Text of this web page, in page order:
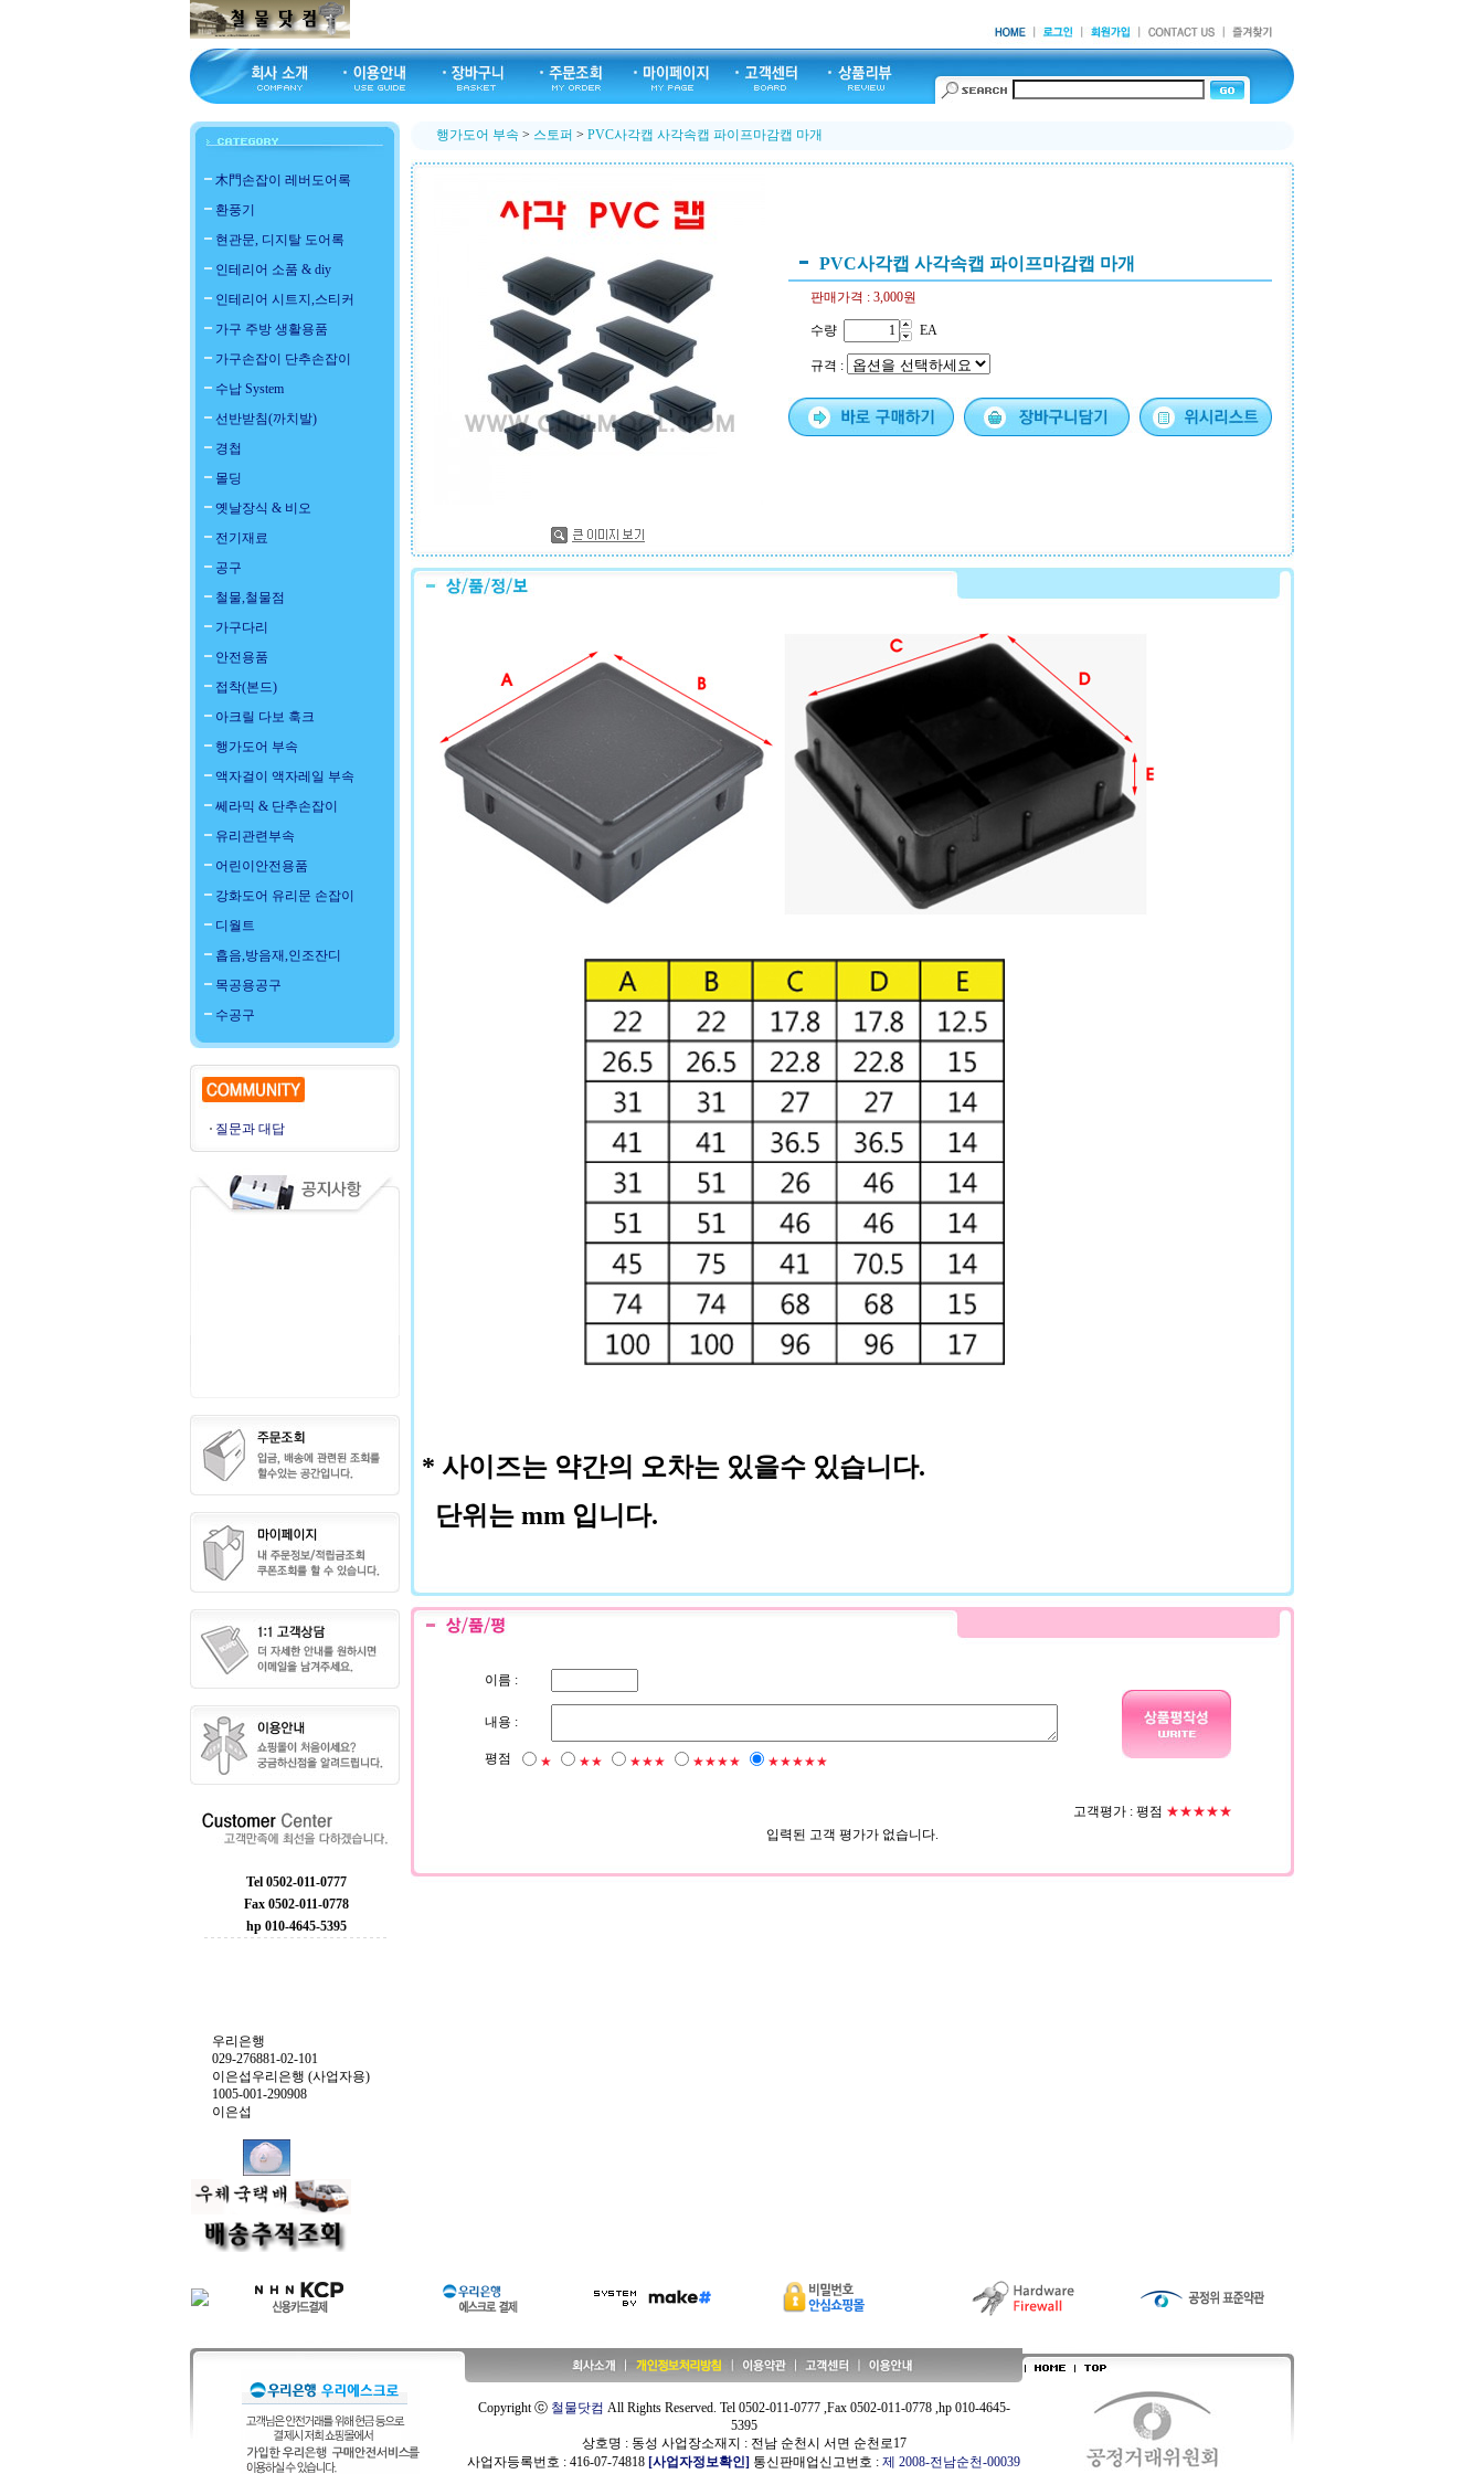
木門손잡이 레버도어록
환풍기
현관문, 디지탈 도어록
인테리어 소품 & diy
인테리어 시트지,스티커
가구 주방 생활용품
가구손잡이 단추손잡이
수납 System
선반받침(까치발)
경첩
몰딩
옛날장식 & 비오
전기재료
공구
철물,철물점
가구다리
안전용품
접착(본드)
아크릴 다보 훅크
행가도어 부속
액자걸이 액자레일 부속
쎄라믹 & 단추손잡이
유리관련부속
어린이안전용품
강화도어 유리문 손잡이
디월트
흡음,방음재,인조잔디
목공용공구
수공구
질문과 대답
Tel 0502-011-0777
Fax 0502-011-0778
hp 010-4645-5395
우리은행
029-276881-02-101
이은섭우리은행 (사업자용)
1005-001-290908
이은섭
행가도어 부속 > 스토퍼 > PVC사각캡 사각속캡 파이프마감캡 마개
PVC사각캡 사각속캡 파이프마감캡 마개
판매가격 : 3,000원
수량 EA
규격 :
* 사이즈는 약간의 오차는 있을수 있습니다.
단위는 mm 입니다.
이름 :
내용 :
평점 ★ ★★ ★★★ ★★★★ ★★★★★
고객평가 : 평점 ★★★★★
입력된 고객 평가가 없습니다.
Copyright ⓒ 철물닷컴 All Rights Reserved. Tel 0502-011-0777 ,Fax 0502-011-0778 ,hp 010-4645-
5395
상호명 : 동성 사업장소재지 : 전남 순천시 서면 순천로17
사업자등록번호 : 416-07-74818 [사업자정보확인] 통신판매업신고번호 : 제 2008-전남순천-00039